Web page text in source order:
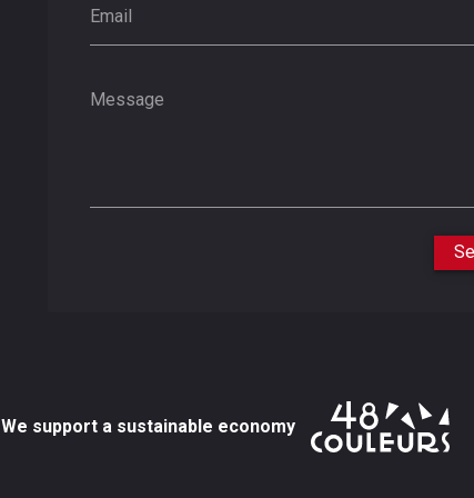
Email
Message
We support a sustainable economy